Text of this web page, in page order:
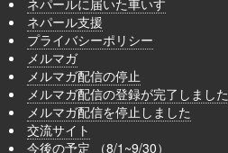
ネパール支援
プライバシーポリシー
メルマガ
メルマガ配信の停止
メルマガ配信の登録が完了しました
メルマガ配信を停止しました
交流サイト
今後の予定 （8/1~9/30）